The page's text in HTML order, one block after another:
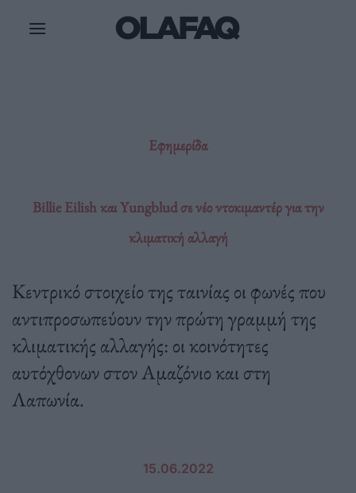
Εφημερίδα
Billie Eilish και Yungblud σε νέο ντοκιμαντέρ για την
κλιματική αλλαγή
Κεντρικό στοιχείο της ταινίας οι φωνές που
αντιπροσωπεύουν την πρώτη γραμμή της
κλιματικής αλλαγής: οι κοινότητες
αυτόχθονων στον Αμαζόνιο και στη
Λαπωνία.
15.06.2022